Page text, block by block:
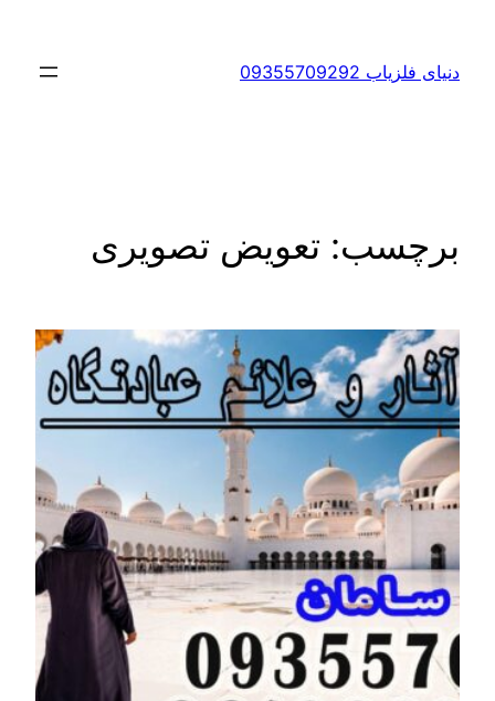
محتوادنیای فلزیاب 09355709292
برچسب: تعویض تصویری